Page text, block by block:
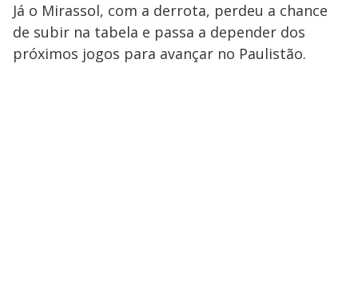
Já o Mirassol, com a derrota, perdeu a chance
de subir na tabela e passa a depender dos
próximos jogos para avançar no Paulistão.